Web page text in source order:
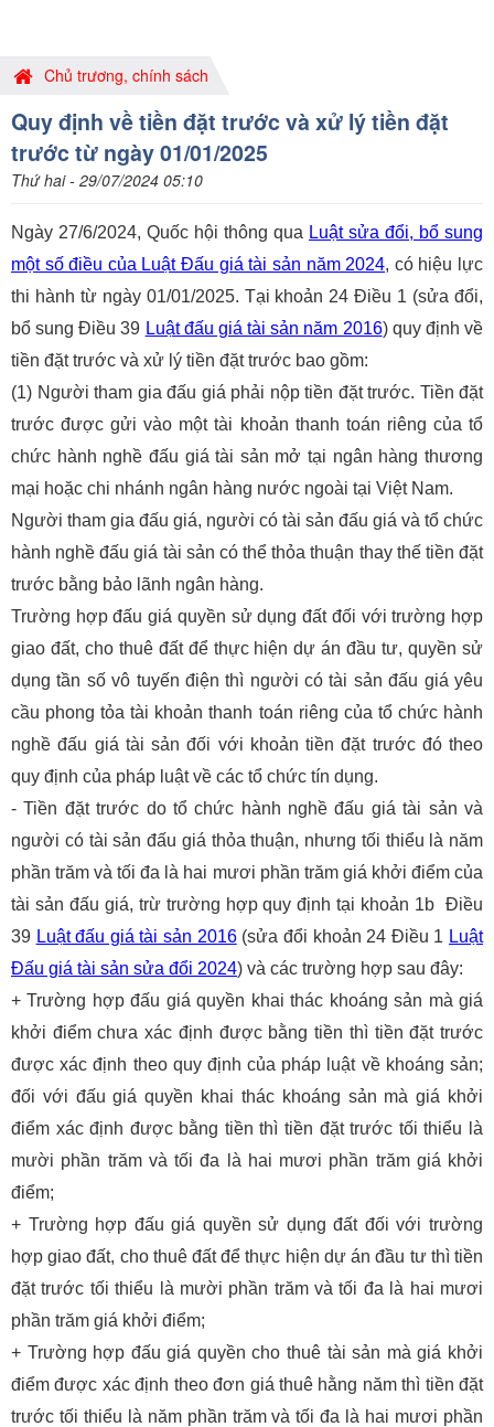
Chủ trương, chính sách
Quy định về tiền đặt trước và xử lý tiền đặt
trước từ ngày 01/01/2025
Thứ hai - 29/07/2024 05:10
Ngày 27/6/2024, Quốc hội thông qua Luật sửa đổi, bổ sung
một số điều của Luật Đấu giá tài sản năm 2024, có hiệu lực
thi hành từ ngày 01/01/2025. Tại khoản 24 Điều 1 (sửa đổi,
bổ sung Điều 39 Luật đấu giá tài sản năm 2016) quy định về
tiền đặt trước và xử lý tiền đặt trước bao gồm:
(1) Người tham gia đấu giá phải nộp tiền đặt trước. Tiền đặt
trước được gửi vào một tài khoản thanh toán riêng của tổ
chức hành nghề đấu giá tài sản mở tại ngân hàng thương
mại hoặc chi nhánh ngân hàng nước ngoài tại Việt Nam.
Người tham gia đấu giá, người có tài sản đấu giá và tổ chức
hành nghề đấu giá tài sản có thể thỏa thuận thay thế tiền đặt
trước bằng bảo lãnh ngân hàng.
Trường hợp đấu giá quyền sử dụng đất đối với trường hợp
giao đất, cho thuê đất để thực hiện dự án đầu tư, quyền sử
dụng tần số vô tuyến điện thì người có tài sản đấu giá yêu
cầu phong tỏa tài khoản thanh toán riêng của tổ chức hành
nghề đấu giá tài sản đối với khoản tiền đặt trước đó theo
quy định của pháp luật về các tổ chức tín dụng.
- Tiền đặt trước do tổ chức hành nghề đấu giá tài sản và
người có tài sản đấu giá thỏa thuận, nhưng tối thiểu là năm
phần trăm và tối đa là hai mươi phần trăm giá khởi điểm của
tài sản đấu giá, trừ trường hợp quy định tại khoản 1b Điều
39 Luật đấu giá tài sản 2016(sửa đổi khoản 24 Điều 1 Luật
Đấu giá tài sản sửa đổi 2024) và các trường hợp sau đây:
+ Trường hợp đấu giá quyền khai thác khoáng sản mà giá
khởi điểm chưa xác định được bằng tiền thì tiền đặt trước
được xác định theo quy định của pháp luật về khoáng sản;
đối với đấu giá quyền khai thác khoáng sản mà giá khởi
điểm xác định được bằng tiền thì tiền đặt trước tối thiểu là
mười phần trăm và tối đa là hai mươi phần trăm giá khởi
điểm;
+ Trường hợp đấu giá quyền sử dụng đất đối với trường
hợp giao đất, cho thuê đất để thực hiện dự án đầu tư thì tiền
đặt trước tối thiểu là mười phần trăm và tối đa là hai mươi
phần trăm giá khởi điểm;
+ Trường hợp đấu giá quyền cho thuê tài sản mà giá khởi
điểm được xác định theo đơn giá thuê hằng năm thì tiền đặt
trước tối thiểu là năm phần trăm và tối đa là hai mươi phần